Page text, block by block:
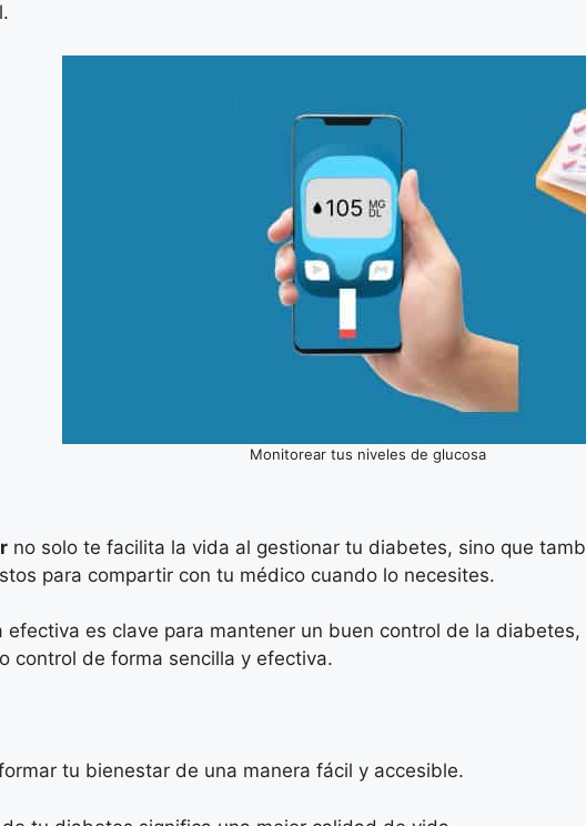
Monitorear tus niveles de glucosa
no solo te facilita la vida al gestionar tu diabetes, sino que
para compartir con tu médico cuando lo necesites.
es clave para mantener un buen control de la
control de forma sencilla y efectiva.
tu bienestar de una manera fácil y accesible.